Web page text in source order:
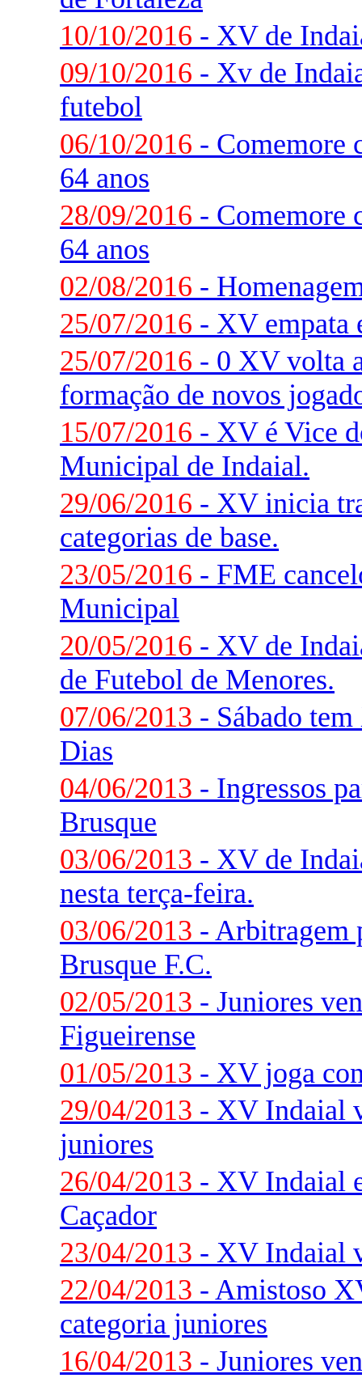
10/10/2016 - XV de
09/10/2016 - Xv de
futebol
06/10/2016 - Comemore
64 anos
28/09/2016 - Comemore
64 anos
02/08/2016 -
25/07/2016 - XV empata
25/07/2016 - 0 XV volta
formação de novos
15/07/2016 - XV é Vice
Municipal de Indaial.
29/06/2016 - XV inicia
categorias de base.
23/05/2016 - FME
Municipal
20/05/2016 - XV de
de Futebol de Menores.
07/06/2013 - Sábado
Dias
04/06/2013 - Ingressos
Brusque
03/06/2013 - XV de
nesta terça-feira.
03/06/2013 - Arbitragem
Brusque F.C.
02/05/2013 - Juniores
Figueirense
01/05/2013 - XV joga
29/04/2013 - XV Indaial
juniores
26/04/2013 - XV Indaial
Caçador
23/04/2013 - XV Indaial
22/04/2013 - Amistoso
categoria juniores
16/04/2013 - Juniores